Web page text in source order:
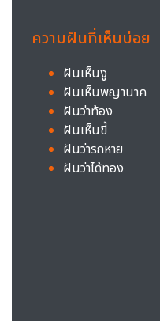
ความฝันที่เห็นบ่อย
ฝันเห็นงู
ฝันเห็นพญานาค
ฝันว่าท้อง
ฝันเห็นขี้
ฝันว่ารถหาย
ฝันว่าได้ทอง